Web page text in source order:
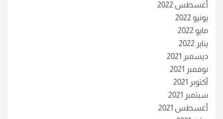
أغسطس 2022
يونيو 2022
مايو 2022
يناير 2022
ديسمبر 2021
نوفمبر 2021
أكتوبر 2021
سبتمبر 2021
أغسطس 2021